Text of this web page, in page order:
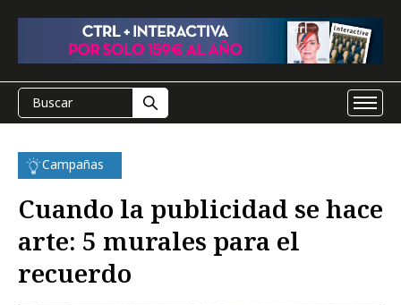
Campañas
Cuando la publicidad se hace
arte: 5 murales para el
recuerdo